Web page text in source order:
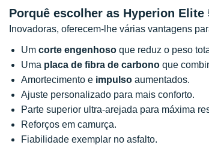
Porquê escolher as Hyperion Elite
Inovadoras, oferecem-lhe várias vantagens
Um corte engenhoso que reduz o peso
Uma placa de fibra de carbono que
Amortecimento e impulso aumentados.
Ajuste personalizado para mais conforto.
Parte superior ultra-arejada para máxima
Reforços em camurça.
Fiabilidade exemplar no asfalto.